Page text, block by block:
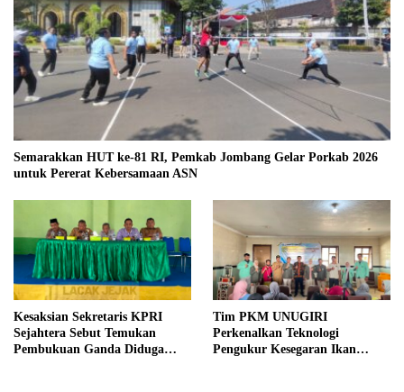
Semarakkan HUT ke-81 RI, Pemkab Jombang Gelar Porkab 2026
untuk Pererat Kebersamaan ASN
Kesaksian Sekretaris KPRI
Sejahtera Sebut Temukan
Pembukuan Ganda Diduga
Tim PKM UNUGIRI
Perkenalkan Teknologi
Pengukur Kesegaran Ikan